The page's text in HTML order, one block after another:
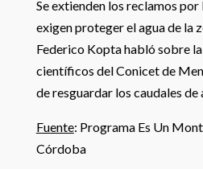
Se extienden los reclamos
exigen proteger el agua de la
Federico Kopta habló sobre
científicos del Conicet de
de resguardar los caudales de
Fuente: Programa Es Un
Córdoba